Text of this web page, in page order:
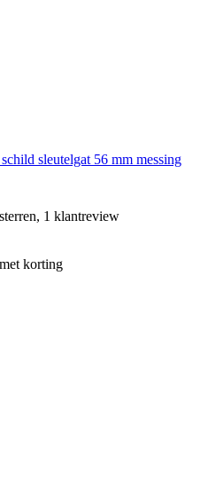
sleutelgat 56 mm messing
1 klantreview
korting